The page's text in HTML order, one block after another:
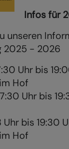
Infos für
unseren
2025 - 2026
Uhr bis
Hof
Uhr bis
bis 19:30
Hof